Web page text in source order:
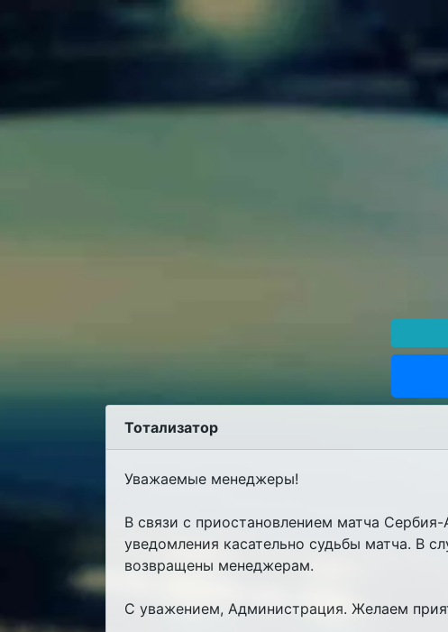
Тотализатор
Уважаемые менеджеры!
В связи с приостановлением матча
уведомления касательно судьбы матча. В
возвращены менеджерам.
С уважением, Администрация. Желаем